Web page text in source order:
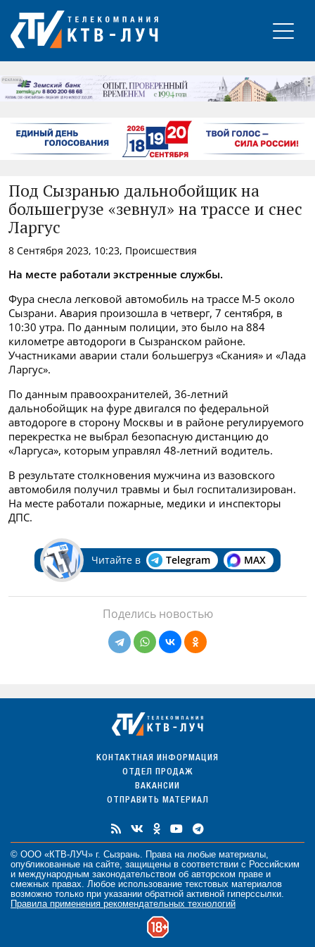
РЕКЛАМА
Под Сызранью дальнобойщик на
большегрузе «зевнул» на трассе и снес
Ларгус
8 Сентября 2023, 10:23, Происшествия
На месте работали экстренные службы.
Фура снесла легковой автомобиль на трассе М-5 около
Сызрани. Авария произошла в четверг, 7 сентября, в
10:30 утра. По данным полиции, это было на 884
километре автодороги в Сызранском районе.
Участниками аварии стали большегруз «Скания» и «Лада
Ларгус».
По данным правоохранителей, 36-летний
дальнобойщик на фуре двигался по федеральной
автодороге в сторону Москвы и в районе регулируемого
перекрестка не выбрал безопасную дистанцию до
«Ларгуса», которым управлял 48-летний водитель.
В результате столкновения мужчина из вазовского
автомобиля получил травмы и был госпитализирован.
На месте работали пожарные, медики и инспекторы
ДПС.
Читайте в Telegram MAX
Поделись новостью
КОНТАКТНАЯ ИНФОРМАЦИЯ
ОТДЕЛ ПРОДАЖ
ВАКАНСИИ
ОТПРАВИТЬ МАТЕРИАЛ
© ООО «КТВ-ЛУЧ» г. Сызрань. Права на любые материалы
опубликованные на сайте, защищены в соответствии с Российским
и международным законодательством об авторском праве и
смежных правах. Любое использование текстовых материалов
возможно только при указании обратной активной гиперссылки.
Правила применения рекомендательных технологий